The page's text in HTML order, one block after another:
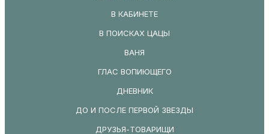
В КАБИНЕТЕ
В ПОИСКАХ ЦАЦЫ
ВАНЯ
ГЛАС ВОПИЮЩЕГО
ДНЕВНИК
ДО И ПОСЛЕ ПЕРВОЙ ЗВЕЗДЫ
ДРУЗЬЯ-ТОВАРИЩИ